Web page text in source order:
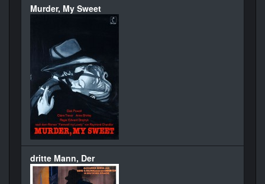
Murder, My Sweet
dritte Mann, Der